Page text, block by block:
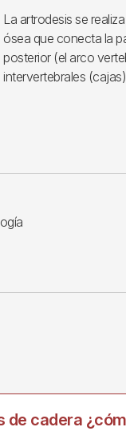
La artrodesis se
ósea que conecta la
posterior (el arco
intervertebrales
de cadera